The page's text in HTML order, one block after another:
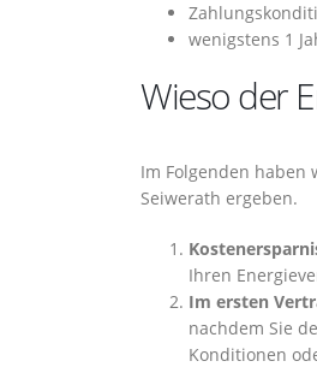
wenigstens 1
Wieso der
Im Folgenden haben
Seiwerath ergeben.
Ihren
Im ersten
nachdem Sie
Konditionen